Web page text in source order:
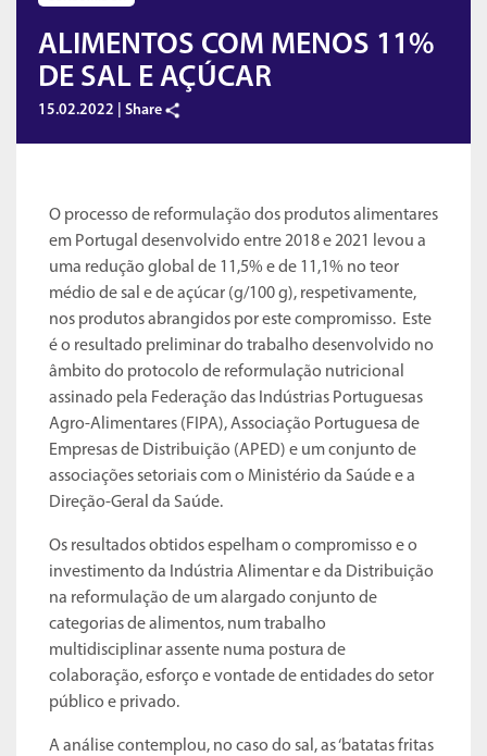
ALIMENTOS COM MENOS 11%
DE SAL E AÇÚCAR
15.02.2022 | Share
O processo de reformulação dos produtos alimentares
em Portugal desenvolvido entre 2018 e 2021 levou a
uma redução global de 11,5% e de 11,1% no teor
médio de sal e de açúcar (g/100 g), respetivamente,
nos produtos abrangidos por este compromisso. Este
é o resultado preliminar do trabalho desenvolvido no
âmbito do protocolo de reformulação nutricional
assinado pela Federação das Indústrias Portuguesas
Agro-Alimentares (FIPA), Associação Portuguesa de
Empresas de Distribuição (APED) e um conjunto de
associações setoriais com o Ministério da Saúde e a
Direção-Geral da Saúde.
Os resultados obtidos espelham o compromisso e o
investimento da Indústria Alimentar e da Distribuição
na reformulação de um alargado conjunto de
categorias de alimentos, num trabalho
multidisciplinar assente numa postura de
colaboração, esforço e vontade de entidades do setor
público e privado.
A análise contemplou, no caso do sal, as ‘batatas fritas